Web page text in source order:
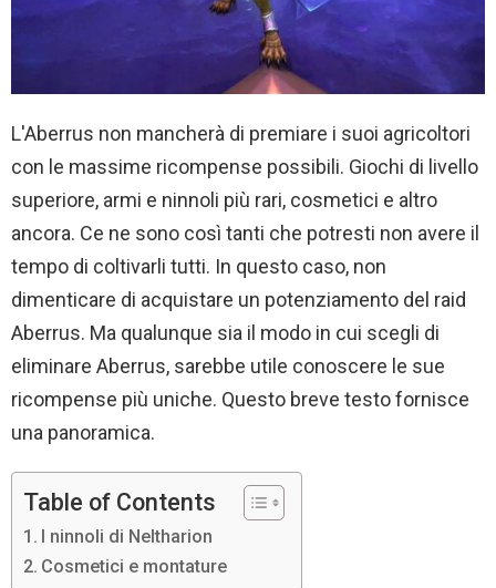
L'Aberrus non mancherà di premiare i suoi agricoltori
con le massime ricompense possibili. Giochi di livello
superiore, armi e ninnoli più rari, cosmetici e altro
ancora. Ce ne sono così tanti che potresti non avere il
tempo di coltivarli tutti. In questo caso, non
dimenticare di acquistare un potenziamento del raid
Aberrus. Ma qualunque sia il modo in cui scegli di
eliminare Aberrus, sarebbe utile conoscere le sue
ricompense più uniche. Questo breve testo fornisce
una panoramica.
Table of Contents
I ninnoli di Neltharion
Cosmetici e montature